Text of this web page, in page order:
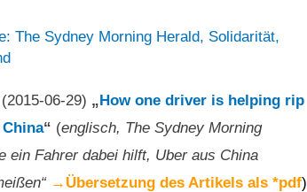
The Sydney Morning Herald, Solidarität,
06-29) „How one driver is helping rip
“ (englisch, The Sydney Morning
ein Fahrer dabei hilft, Uber aus China
→Übersetzung des Artikels als *pdf)